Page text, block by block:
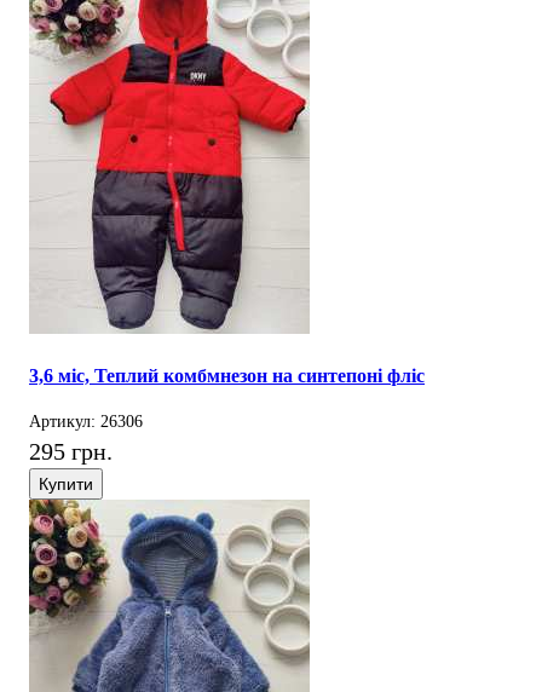
3,6 міс, Теплий комбмнезон на синтепоні фліс
Артикул: 26306
295 грн.
Купити